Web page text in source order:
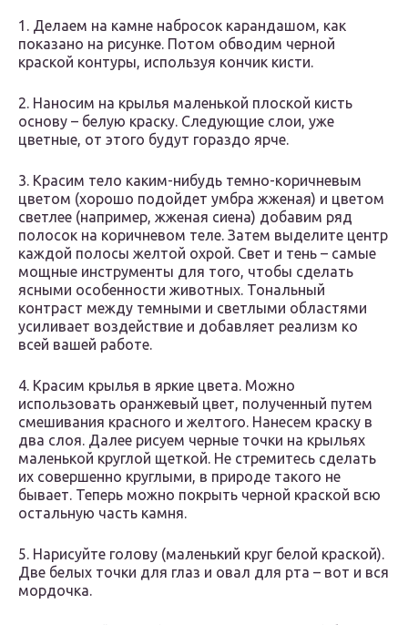
1. Делаем на камне набросок карандашом, как
показано на рисунке. Потом обводим черной
краской контуры, используя кончик кисти.
2. Наносим на крылья маленькой плоской кисть
основу – белую краску. Следующие слои, уже
цветные, от этого будут гораздо ярче.
3. Красим тело каким-нибудь темно-коричневым
цветом (хорошо подойдет умбра жженая) и цветом
светлее (например, жженая сиена) добавим ряд
полосок на коричневом теле. Затем выделите центр
каждой полосы желтой охрой. Свет и тень – самые
мощные инструменты для того, чтобы сделать
ясными особенности животных. Тональный
контраст между темными и светлыми областями
усиливает воздействие и добавляет реализм ко
всей вашей работе.
4. Красим крылья в яркие цвета. Можно
использовать оранжевый цвет, полученный путем
смешивания красного и желтого. Нанесем краску в
два слоя. Далее рисуем черные точки на крыльях
маленькой круглой щеткой. Не стремитесь сделать
их совершенно круглыми, в природе такого не
бывает. Теперь можно покрыть черной краской всю
остальную часть камня.
5. Нарисуйте голову (маленький круг белой краской).
Две белых точки для глаз и овал для рта – вот и вся
мордочка.